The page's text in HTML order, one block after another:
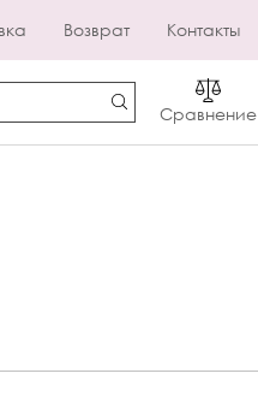
Возврат Контакты
Сравнение